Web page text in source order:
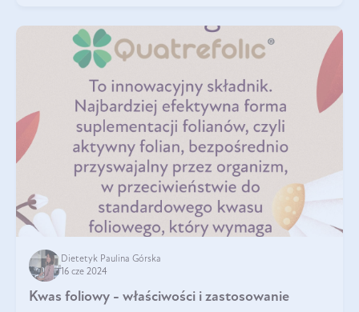
Dietetyk Paulina Górska
16 cze 2024
Kwas foliowy - właściwości i zastosowanie